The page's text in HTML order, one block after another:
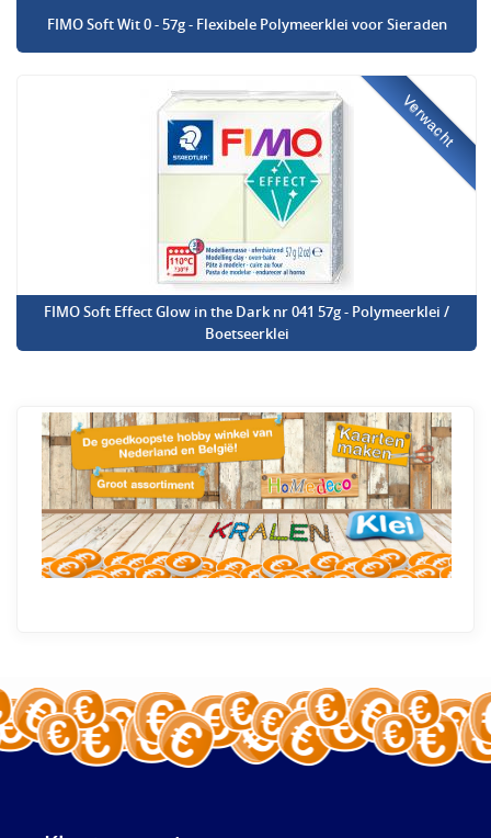
FIMO Soft Wit 0 - 57g - Flexibele Polymeerklei voor Sieraden
Verwacht
FIMO Soft Effect Glow in the Dark nr 041 57g - Polymeerklei /
Boetseerklei